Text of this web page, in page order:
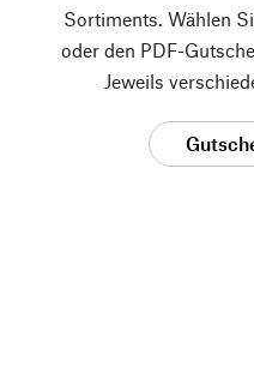
Sortiments. Wählen
oder den PDF-
Jeweils